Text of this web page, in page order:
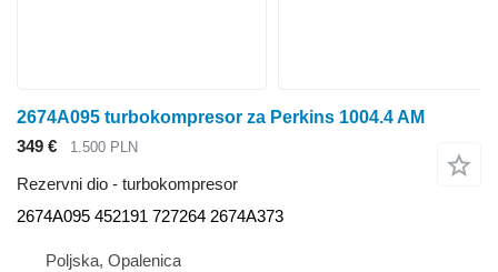
2674A095 turbokompresor za Perkins 1004.4 AM
349 €
1.500 PLN
Rezervni dio - turbokompresor
2674A095 452191 727264 2674A373
Poljska, Opalenica